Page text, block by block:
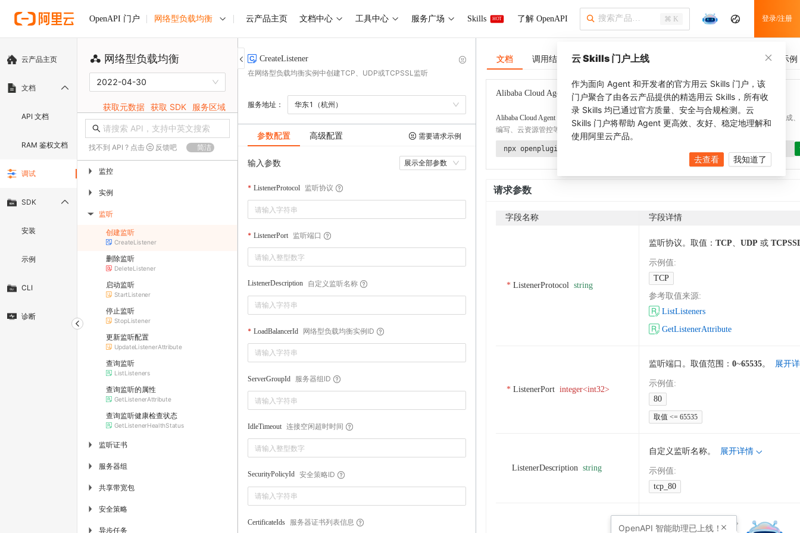
OpenAPI 门户 网络型负载均衡 云产品主页 文档中心 工具中心 服务广场 Skills HOT 了解 OpenAPI ⌘ K 登录/注册
云产品主页
文档
API 文档
RAM 鉴权文档
调试
SDK
安装
示例
CLI
诊断
网络型负载均衡
2022-04-30
获取元数据 获取 SDK 服务区域
找不到 API ? 点击 反馈吧 简洁
▶ 监控
▶ 实例
▶ 监听
创建监听
CreateListener
删除监听
DeleteListener
启动监听
StartListener
停止监听
StopListener
更新监听配置
UpdateListenerAttribute
查询监听
ListListeners
查询监听的属性
GetListenerAttribute
查询监听健康检查状态
GetListenerHealthStatus
▶ 监听证书
▶ 服务器组
▶ 共享带宽包
▶ 安全策略
▶ 异步任务
CreateListener
在网络型负载均衡实例中创建TCP、UDP或TCPSSL监听
服务地址： 华东1（杭州）
参数配置 高级配置 需要请求示例
输入参数 展示全部参数
ListenerProtocol 监听协议
ListenerPort 监听端口
ListenerDescription 自定义监听名称
LoadBalancerId 网络型负载均衡实例ID
ServerGroupId 服务器组ID
IdleTimeout 连接空闲超时时间
SecurityPolicyId 安全策略ID
CertificateIds 服务器证书列表信息
文档 调用结果 SDK 示例 Terraform示例 相关示例
Alibaba Cloud Agent Toolkit 了解更多
Alibaba Cloud Agent Toolkit
提供 Agent 插件、技能、MCP 配置和验证工具，涵盖 SDK 代码生成、
编写、云资源管控等能力。通过 alibabacloud-agent-toolkit-install 技能可快速完成本地配置。
npx openplugin aliyun/alibabacloud-agent-toolkit
请求参数
字段名称 字段详情
ListenerProtocol string
监听协议。取值： TCP、 UDP 或
示例值:
TCP
参考取值来源:
ListListeners
GetListenerAttribute
ListenerPort integer<int32>
监听端口。取值范围： 0~65535。 展开
示例值:
80
取值 <= 65535
ListenerDescription string
自定义监听名称。 展开详情
示例值:
tcp_80
网络型负载均衡实例 ID。
云 Skills 门户上线
作为面向 Agent 和开发者的官方用云 Skills 门户，该
门户聚合了由各云产品提供的精选用云 Skills，所有收
录 Skills 均已通过官方质量、安全与合规检测。云
Skills 门户将帮助 Agent 更高效、友好、稳定地理解和
使用阿里云产品。
去查看 我知道了
OpenAPI 智能助理已上线！